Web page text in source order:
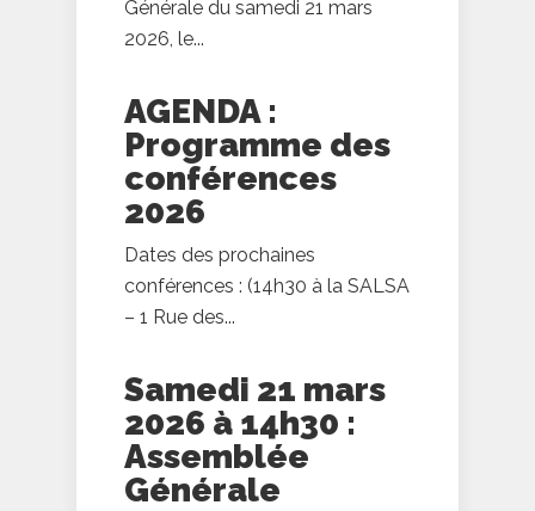
Générale du samedi 21 mars
2026, le...
AGENDA :
Programme des
conférences
2026
Dates des prochaines
conférences : (14h30 à la SALSA
– 1 Rue des...
Samedi 21 mars
2026 à 14h30 :
Assemblée
Générale